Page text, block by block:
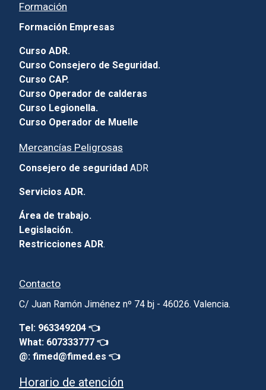
Formación
Formación Empresas
Curso ADR.
Curso Consejero de Seguridad.
Curso CAP.
Curso Operador de calderas
Curso Legionella.
Curso Operador de Muelle
Mercancías Peligrosas
Consejero de seguridad ADR
Servicios ADR.
Área de trabajo.
Legislación.
Restricciones ADR.
Contacto
C/ Juan Ramón Jiménez nº 74 bj - 46026. Valencia.
Tel: 963349204 👈
What: 607333777 👈
@: fimed@fimed.es 👈
Horario de atención